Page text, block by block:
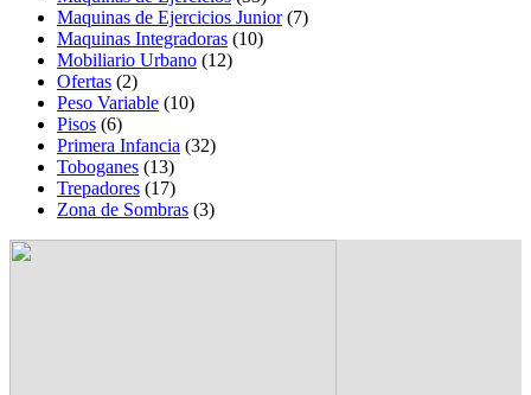
Maquinas de Ejercicios Junior (7)
Maquinas Integradoras (10)
Mobiliario Urbano (12)
Ofertas (2)
Peso Variable (10)
Pisos (6)
Primera Infancia (32)
Toboganes (13)
Trepadores (17)
Zona de Sombras (3)